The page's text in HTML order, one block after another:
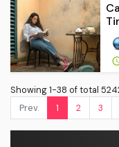
Showing 1-38 of total
Prev.
1 2 3